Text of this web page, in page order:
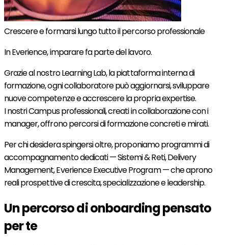
Crescere e formarsi lungo tutto il percorso professionale
In Everience, imparare fa parte del lavoro.
Grazie al nostro Learning Lab, la piattaforma interna di
formazione, ogni collaboratore può aggiornarsi, sviluppare
nuove competenze e accrescere la propria expertise.
I nostri Campus professionali, creati in collaborazione con i
manager, offrono percorsi di formazione concreti e mirati.
Per chi desidera spingersi oltre, proponiamo programmi di
accompagnamento dedicati — Sistemi & Reti, Delivery
Management, Everience Executive Program — che aprono
reali prospettive di crescita, specializzazione e leadership.
Un percorso di onboarding pensato
per te